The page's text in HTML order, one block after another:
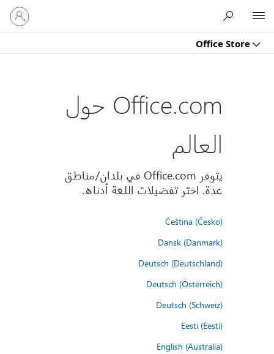
Office Store
تسجيل
الدخول
إلى
Office.com حول
العالم
يتوفر Office.com في بلدان/مناطق
عدة. اختر تفضيلات اللغة أدناه.
Čeština (Česko)
Dansk (Danmark)
Deutsch (Deutschland)
Deutsch (Österreich)
Deutsch (Schweiz)
Eesti (Eesti)
English (Australia)